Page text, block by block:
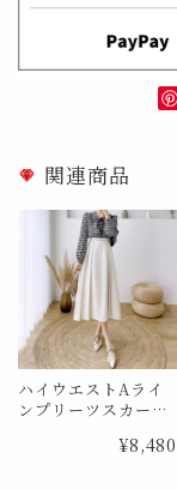
関連商品
ハイウエストAライ
ンプリーツスカート
¥8,480